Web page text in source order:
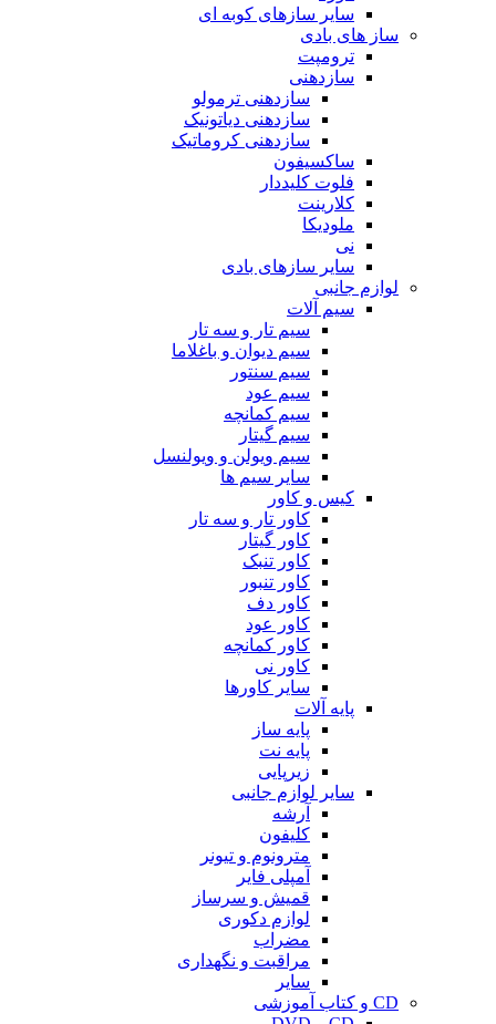
سایر سازهای کوبه ای
ساز های بادی
ترومپت
سازدهنی
سازدهنی ترمولو
سازدهنی دیاتونیک
سازدهنی کروماتیک
ساکسیفون
فلوت کلیددار
کلارینت
ملودیکا
نی
سایر سازهای بادی
لوازم جانبی
سیم آلات
سیم تار و سه تار
سیم دیوان و باغلاما
سیم سنتور
سیم عود
سیم کمانچه
سیم گیتار
سیم ویولن و ویولنسل
سایر سیم ها
کیس و کاور
کاور تار و سه تار
کاور گیتار
کاور تنبک
کاور تنبور
کاور دف
کاور عود
کاور کمانچه
کاور نی
سایر کاورها
پایه آلات
پایه ساز
پایه نت
زیرپایی
سایر لوازم جانبی
آرشه
کلیفون
مترونوم و تیونر
آمپلی فایر
قمیش و سرساز
لوازم دکوری
مضراب
مراقبت و نگهداری
سایر
CD و کتاب آموزشی